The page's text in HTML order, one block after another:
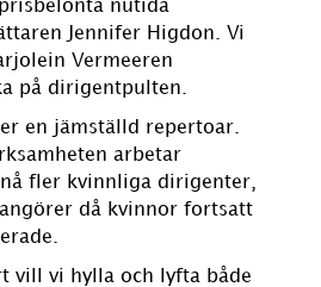
nutida
Jennifer Higdon. Vi
Vermeeren
på dirigentpulten.
en jämställd repertoar.
arbetar
fler kvinnliga dirigenter,
då kvinnor fortsatt
vill vi hylla och lyfta både